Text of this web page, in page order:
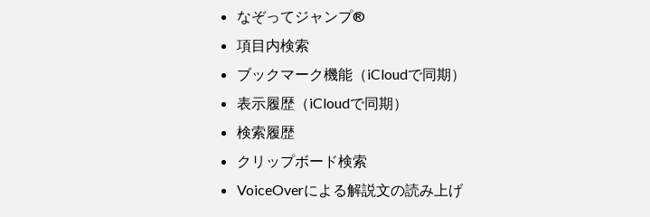
なぞってジャンプ®
項目内検索
ブックマーク機能（iCloudで同期）
表示履歴（iCloudで同期）
検索履歴
クリップボード検索
VoiceOverによる解説文の読み上げ